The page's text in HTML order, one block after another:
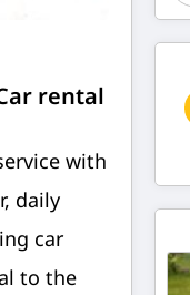
rental
with
daily
car
to the